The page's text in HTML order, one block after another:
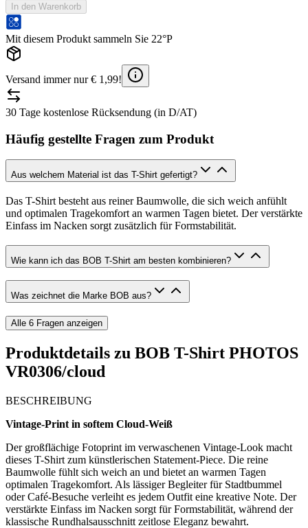
In den Warenkorb
Mit diesem Produkt sammeln Sie 22°P
Versand immer nur € 1,99!
30 Tage kostenlose Rücksendung (in D/AT)
Häufig gestellte Fragen zum Produkt
Aus welchem Material ist das T-Shirt gefertigt?
Das T-Shirt besteht aus reiner Baumwolle, die sich weich anfühlt
und optimalen Tragekomfort an warmen Tagen bietet. Der verstärkte
Einfass im Nacken sorgt zusätzlich für Formstabilität.
Wie kann ich das BOB T-Shirt am besten kombinieren?
Was zeichnet die Marke BOB aus?
Alle 6 Fragen anzeigen
Produktdetails zu BOB T-Shirt PHOTOS
VR0306/cloud
BESCHREIBUNG
Vintage-Print in softem Cloud-Weiß
Der großflächige Fotoprint im verwaschenen Vintage-Look macht
dieses T-Shirt zum künstlerischen Statement-Piece. Die reine
Baumwolle fühlt sich weich an und bietet an warmen Tagen
optimalen Tragekomfort. Als lässiger Begleiter für Stadtbummel
oder Café-Besuche verleiht es jedem Outfit eine kreative Note. Der
verstärkte Einfass im Nacken sorgt für Formstabilität, während der
klassische Rundhalsausschnitt zeitlose Eleganz bewahrt.